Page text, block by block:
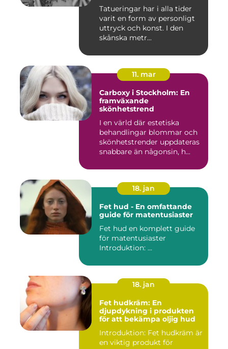
Tatueringar har i alla tider
varit en form av personligt
uttryck och konst. I den
skånska metr...
11. mar
Carboxy i Stockholm: En
framväxande
skönhetstrend
I en värld där estetiska
behandlingar blommar och
skönhetstrender uppdateras
snabbare än någonsin, h...
18. jan
Fet hud - En omfattande
guide för matentusiaster
Fet hud en komplett guide
för matentusiaster
Introduktion: ...
18. jan
Fet hudkräm: En
djupdykning i produkten
för att bekämpa oljig hud
Introduktion: Fet hudkräm är
en viktig produkt för